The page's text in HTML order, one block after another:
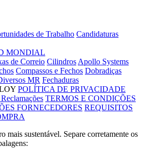
de Trabalho Candidaturas
MONDIAL
de Correio Cilindros Apollo Systems
Compassos e Fechos Dobradiças
MR Fechaduras
POLÍTICA DE PRIVACIDADE
TERMOS E CONDIÇÕES
FORNECEDORES REQUISITOS
mais sustentável. Separe corretamente os